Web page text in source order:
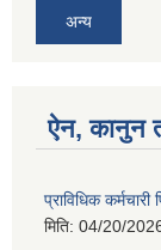
अन्य
ऐन, कानुन
प्राविधिक
मिति: 04/20/